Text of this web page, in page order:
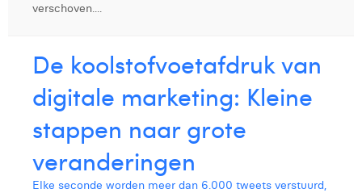
verschoven....
De koolstofvoetafdruk van
digitale marketing: Kleine
stappen naar grote
veranderingen
Elke seconde worden meer dan 6.000 tweets verstuurd,